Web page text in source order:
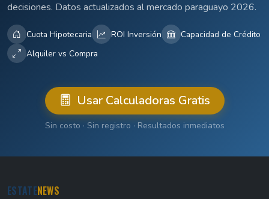
decisiones. Datos actualizados al mercado paraguayo 2026.
Cuota Hipotecaria ROI Inversión
Capacidad de Crédito
Alquiler vs Compra
Usar Calculadoras Gratis
Sin costo · Sin registro · Resultados inmediatos
ESTATENEWS